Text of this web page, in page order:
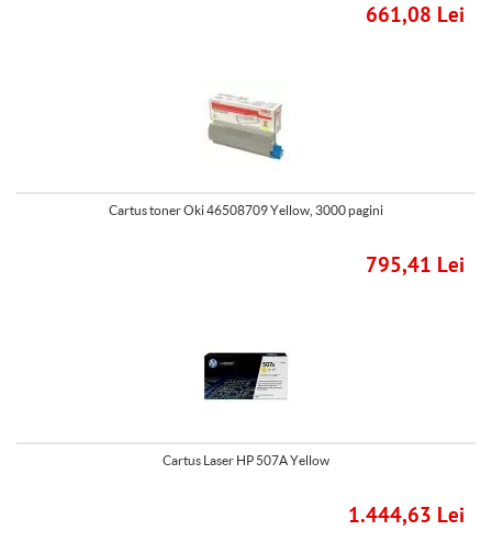
661,08 Lei
Cartus toner Oki 46508709 Yellow, 3000 pagini
795,41 Lei
Cartus Laser HP 507A Yellow
1.444,63 Lei